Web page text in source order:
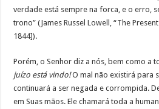
verdade está sempre na forca, e o erro,
trono” (James Russel Lowell, “The
1844]).
Porém, o Senhor diz a nós, bem como a
juízo está vindo!O mal não existirá para
continuará a ser negada e corrompida.
em Suas mãos. Ele chamará toda a